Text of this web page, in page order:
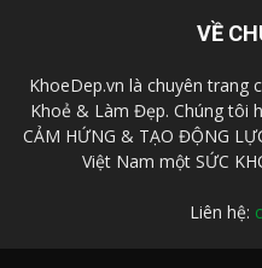
VỀ
KhoeDep.vn là chuyên trang
Khoẻ & Làm Đẹp. Chúng tôi
CẢM HỨNG & TẠO ĐỘNG
Việt Nam một SỨC
Liên hệ: